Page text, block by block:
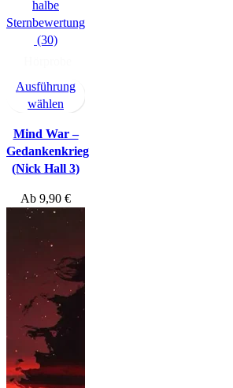
(30)
Ausführung
wählen
Mind War –
Gedankenkrieg
(Nick Hall 3)
Ab 9,90 €